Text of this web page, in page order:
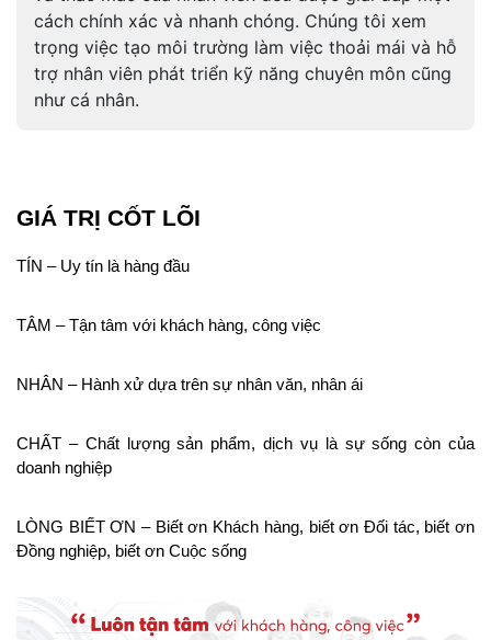
cách chính xác và nhanh chóng. Chúng tôi xem
trọng việc tạo môi trường làm việc thoải mái và hỗ
trợ nhân viên phát triển kỹ năng chuyên môn cũng
như cá nhân.
GIÁ TRỊ CỐT LÕI
TÍN – Uy tín là hàng đầu
TÂM – Tận tâm với khách hàng, công việc
NHÂN – Hành xử dựa trên sự nhân văn, nhân ái
CHẤT – Chất lượng sản phẩm, dịch vụ là sự sống còn của
doanh nghiệp
LÒNG BIẾT ƠN – Biết ơn Khách hàng, biết ơn Đối tác, biết ơn
Đồng nghiệp, biết ơn Cuộc sống